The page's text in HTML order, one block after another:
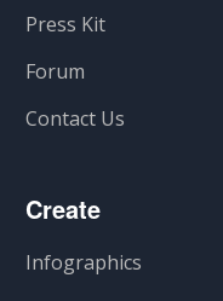
Press Kit
Forum
Contact Us
Create
Infographics